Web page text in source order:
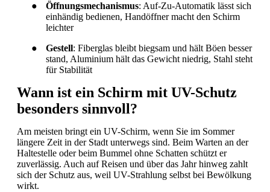
●
Öffnungsmechanismus: Auf-Zu-Automatik lässt sich
einhändig bedienen, Handöffner macht den Schirm
leichter
●
Gestell: Fiberglas bleibt biegsam und hält Böen besser
stand, Aluminium hält das Gewicht niedrig, Stahl steht
für Stabilität
Wann ist ein Schirm mit UV-Schutz
besonders sinnvoll?
Am meisten bringt ein UV-Schirm, wenn Sie im Sommer
längere Zeit in der Stadt unterwegs sind. Beim Warten an der
Haltestelle oder beim Bummel ohne Schatten schützt er
zuverlässig. Auch auf Reisen und über das Jahr hinweg zahlt
sich der Schutz aus, weil UV-Strahlung selbst bei Bewölkung
wirkt.